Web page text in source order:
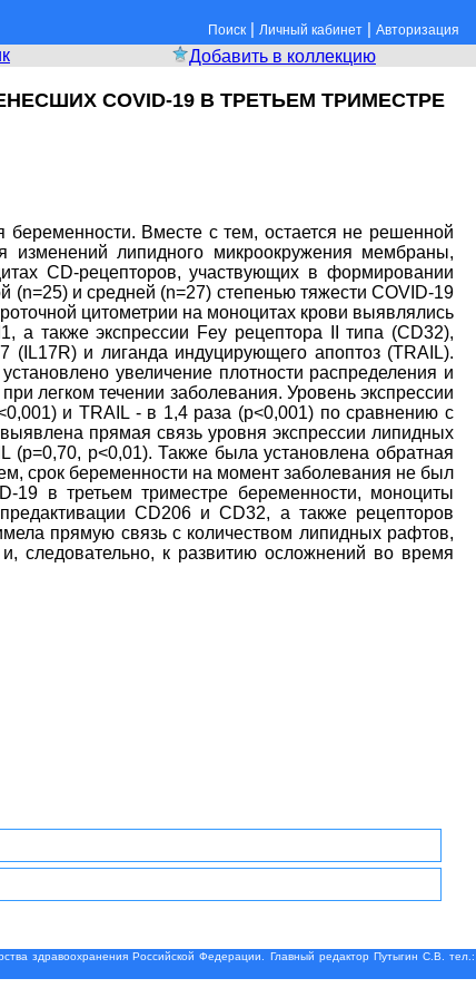
Поиск | Личный кабинет | Авторизация
Добавить в коллекцию
COVID-19 В ТРЕТЬЕМ ТРИМЕСТРЕ
Вместе с тем, остается не решенной
липидного микроокружения мембраны,
CD-рецепторов, участвующих в формировании
и средней (n=27) степенью тяжести COVID-19
цитометрии на моноцитах крови выявлялись
а также экспрессии Fey рецептора II типа (CD32),
(IL17R) и лиганда индуцирующего апоптоз (TRAIL).
увеличение плотности распределения и
легком течении заболевания. Уровень экспрессии
и TRAIL - в 1,4 раза (р<0,001) по сравнению с
прямая связь уровня экспрессии липидных
р<0,01). Также была установлена обратная
срок беременности на момент заболевания не был
в третьем триместре беременности, моноциты
CD206 и CD32, а также рецепторов
прямую связь с количеством липидных рафтов,
следовательно, к развитию осложнений во время
здравоохранения Российской Федерации. Главный редактор Путыгин С.В. тел.: